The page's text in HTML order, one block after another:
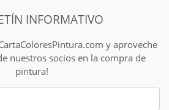
INFORMATIVO
y aproveche
nuestros socios en la compra de
pintura!